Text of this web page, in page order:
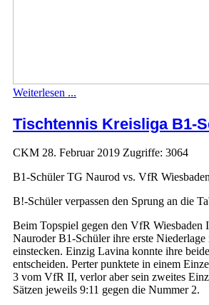
Weiterlesen ...
Tischtennis Kreisliga B1-
CKM 28. Februar 2019 Zugriffe: 3064
B1-Schüler TG Naurod vs. VfR
B!-Schüler verpassen den Sprung an die
Beim Topspiel gegen den VfR Wiesbaden
Nauroder B1-Schüler ihre erste
einstecken. Einzig Lavina konnte ihre
entscheiden. Perter punktete in einem
3 vom VfR II, verlor aber sein zweites
Sätzen jeweils 9:11 gegen die Nummer 2.